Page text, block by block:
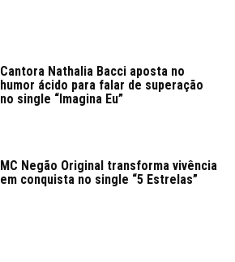
Cantora Nathalia Bacci aposta no
humor ácido para falar de superação
no single “Imagina Eu”
MC Negão Original transforma vivência
em conquista no single “5 Estrelas”